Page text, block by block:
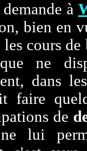
à
bien en
cours
ne
dans
faire
de
lui